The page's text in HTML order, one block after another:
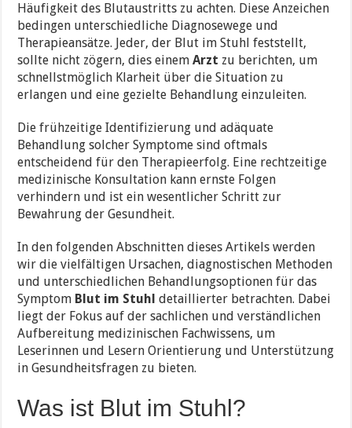
Häufigkeit des Blutaustritts zu achten. Diese Anzeichen
bedingen unterschiedliche Diagnosewege und
Therapieansätze. Jeder, der Blut im Stuhl feststellt,
sollte nicht zögern, dies einemArzt zu berichten, um
schnellstmöglich Klarheit über die Situation zu
erlangen und eine gezielte Behandlung einzuleiten.
Die frühzeitige Identifizierung und adäquate
Behandlung solcher Symptome sind oftmals
entscheidend für den Therapieerfolg. Eine rechtzeitige
medizinische Konsultation kann ernste Folgen
verhindern und ist ein wesentlicher Schritt zur
Bewahrung der Gesundheit.
In den folgenden Abschnitten dieses Artikels werden
wir die vielfältigen Ursachen, diagnostischen Methoden
und unterschiedlichen Behandlungsoptionen für das
Symptom Blut im Stuhl detaillierter betrachten. Dabei
liegt der Fokus auf der sachlichen und verständlichen
Aufbereitung medizinischen Fachwissens, um
Leserinnen und Lesern Orientierung und Unterstützung
in Gesundheitsfragen zu bieten.
Was ist Blut im Stuhl?